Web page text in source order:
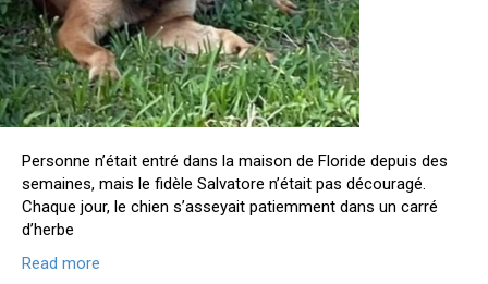
Personne n’était entré dans la maison de Floride depuis des
semaines, mais le fidèle Salvatore n’était pas découragé.
Chaque jour, le chien s’asseyait patiemment dans un carré
d’herbe
Read more